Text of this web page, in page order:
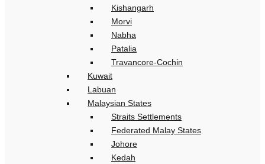
Kishangarh
Morvi
Nabha
Patalia
Travancore-Cochin
Kuwait
Labuan
Malaysian States
Straits Settlements
Federated Malay States
Johore
Kedah